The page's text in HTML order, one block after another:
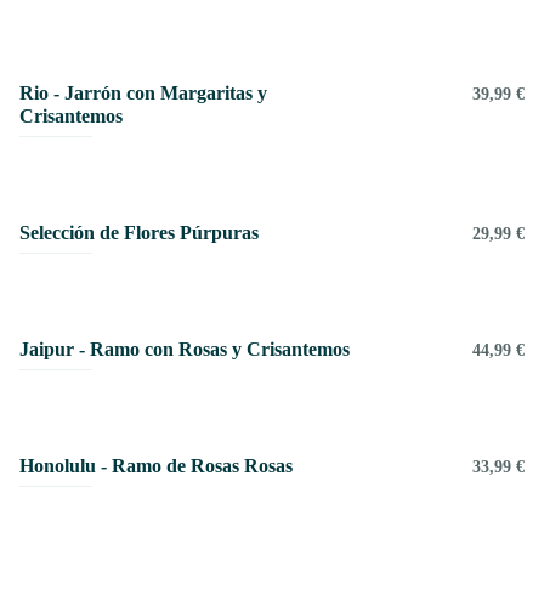
Rio - Jarrón con Margaritas y
Crisantemos
39,99 €
Selección de Flores Púrpuras 29,99 €
Jaipur - Ramo con Rosas y Crisantemos 44,99 €
Honolulu - Ramo de Rosas Rosas 33,99 €